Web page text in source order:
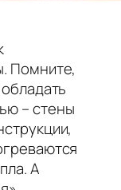
Помните,
– стены
А